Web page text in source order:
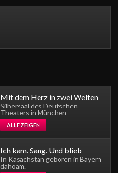
Mit dem Herz in zwei Welten
Silbersaal des Deutschen
Theaters in München
ALLE ZEIGEN
Ich kam. Sang. Und blieb
In Kasachstan geboren in Bayern
dahoam.